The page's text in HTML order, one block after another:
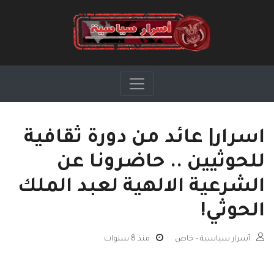
اسرار| عائد من دورة ثقافية
للحوثيين .. حاضرونا عن
الشرعية الالهية لعبد الملك
الحوثي!
أسرار سياسية - خاص منذ 8 سنوات